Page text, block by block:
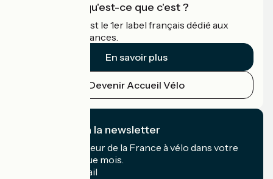
Accueil Vélo qu'est-ce que c'est ?
Accueil Vélo c'est le 1er label français dédié aux
cyclistes en vacances.
En savoir plus
Devenir Accueil Vélo
Je m'abonne à la newsletter
Recevez le meilleur de la France à vélo dans votre
boîte mail chaque mois.
Mon adresse mail